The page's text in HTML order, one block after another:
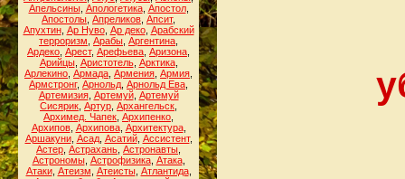
Апельсины, Апологетика, Апостол,
Апостолы Апреликов Апсит,
Апухтин, Ар Нуво, Ар деко, Арабский
терроризм Арабы Аргентина
Ардеко Арест, Арефьева Аризона
Арийцы, Аристотель, Арктика,
Арлекино Армада Армения Армия
Армстронг, Арнольд Арнольд Ева
Артемизия, Артемуй, Артемуй
Сисярик Артур Архангельск
Архимед. Чапек Архипенко
Архипов, Архипова, Архитектура,
Аршакуни, Асад, Асатий, Ассистент,
Астер Астрахань Астронавты
Астрономы, Астрофизика, Атака,
Атаки, Атеизм Атеисты, Атлантида,